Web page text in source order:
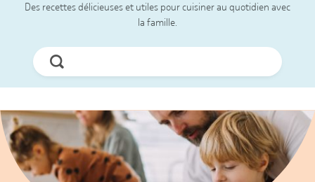
Des recettes délicieuses et utiles pour cuisiner au quotidien avec
la famille.
Chercher